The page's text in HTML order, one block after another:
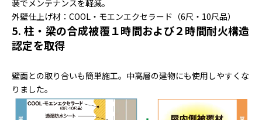
装でメンテナンスを軽減。
外壁仕上げ材：COOL・モエンエクセラード（6尺・10尺品）
5. 柱・梁の合成被覆１時間および２時間耐火構造
認定を取得
壁面との取り合いも簡単施工。中高層の建物にも使用しやすくな
りました。